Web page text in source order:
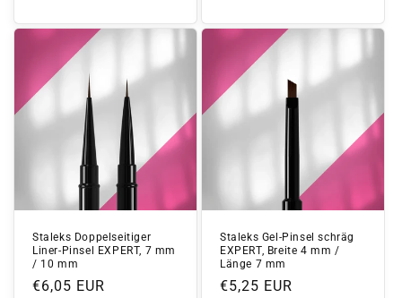
Staleks Doppelseitiger
Liner-Pinsel EXPERT, 7 mm
/ 10 mm
Normaler
€6,05 EUR
Staleks Gel-Pinsel schräg
EXPERT, Breite 4 mm /
Länge 7 mm
Normaler
€5,25 EUR